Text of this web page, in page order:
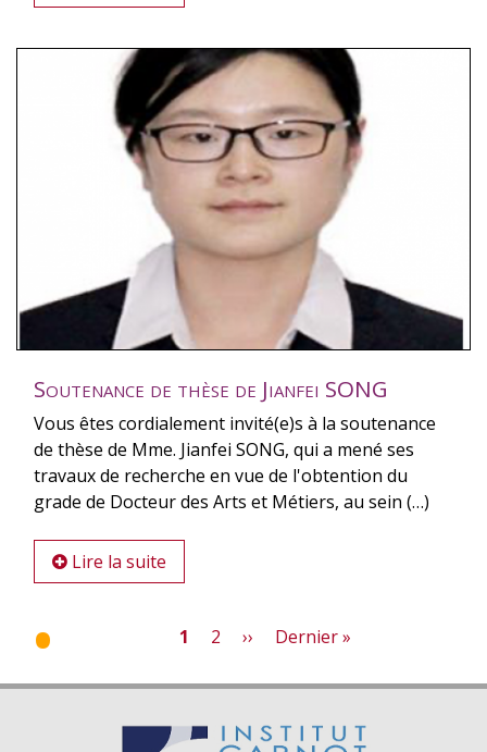
Soutenance de thèse de Jianfei SONG
Vous êtes cordialement invité(e)s à la soutenance
de thèse de Mme. Jianfei SONG, qui a mené ses
travaux de recherche en vue de l'obtention du
grade de Docteur des Arts et Métiers, au sein (…)
Lire la suite
Pagination
Page
1 Page
2
Page
››
Dernière
Dernier »